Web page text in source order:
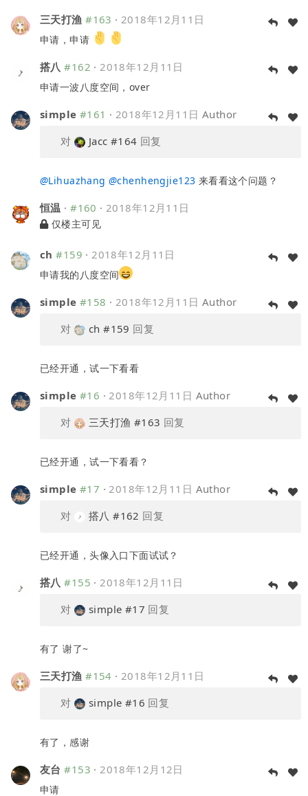
三天打渔 #163 ·2018年12月11日
申请，申请
搭八 #162 ·2018年12月11日
申请一波八度空间，over
simple #161 · 2018年12月11日 Author
对
Jacc #164 回复
@Lihuazhang @chenhengjie123 来看看这个问题？
恒温 ·#160 ·2018年12月11日
仅楼主可见
ch #159 ·2018年12月11日
申请我的八度空间
simple #158 · 2018年12月11日 Author
对
ch #159 回复
已经开通，试一下看看
simple #16 ·2018年12月11日 Author
对
三天打渔 #163 回复
已经开通，试一下看看？
simple #17 ·2018年12月11日 Author
对
搭八 #162 回复
已经开通，头像入口下面试试？
搭八 #155 ·2018年12月11日
对
simple #17 回复
有了 谢了~
三天打渔 #154 ·2018年12月11日
对
simple #16 回复
有了，感谢
友台 #153 ·2018年12月12日
申请